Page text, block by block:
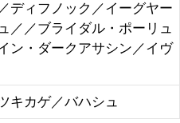
ディフノック／イーグヤー
／／ブライダル・ポーリュ
ン・ダークアサシン／イヴ
キカゲ／バハシュ